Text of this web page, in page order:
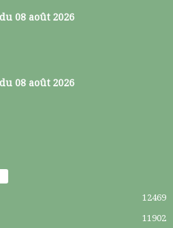
08 août 2026
08 août 2026
12469
11902